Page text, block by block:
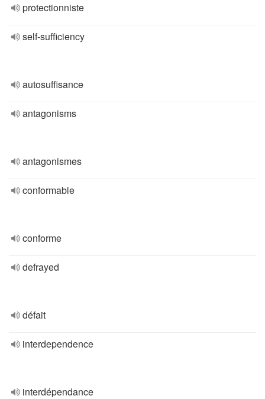
protectionniste
self-sufficiency
autosuffisance
antagonisms
antagonismes
conformable
conforme
defrayed
défait
interdependence
interdépendance